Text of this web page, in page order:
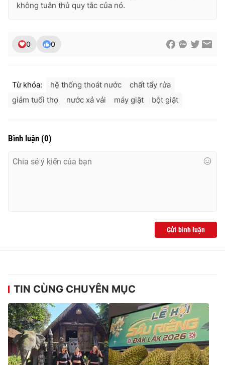
không tuân thủ quy tắc của nó.
0 0
Từ khóa: hệ thống thoát nước
chất tẩy rửa
giảm tuổi thọ
nước xả vải máy giặt bột giặt
Bình luận (0)
Gửi bình luận
TIN CÙNG CHUYÊN MỤC